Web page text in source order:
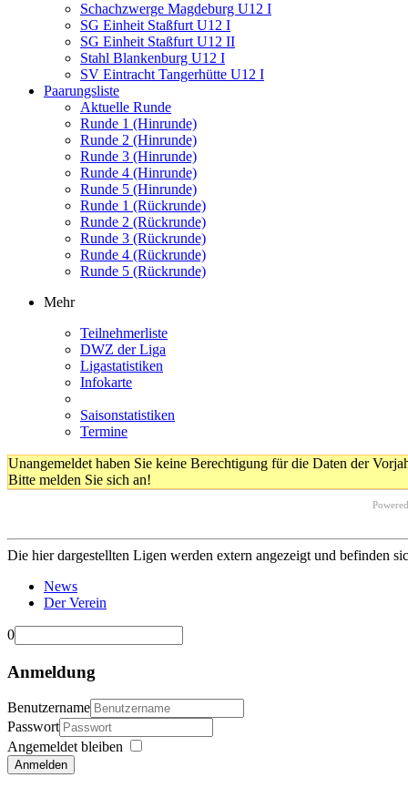
Schachzwerge Magdeburg U12 I
SG Einheit Staßfurt U12 I
SG Einheit Staßfurt U12 II
Stahl Blankenburg U12 I
SV Eintracht Tangerhütte U12 I
Paarungsliste
Aktuelle Runde
Runde 1 (Hinrunde)
Runde 2 (Hinrunde)
Runde 3 (Hinrunde)
Runde 4 (Hinrunde)
Runde 5 (Hinrunde)
Runde 1 (Rückrunde)
Runde 2 (Rückrunde)
Runde 3 (Rückrunde)
Runde 4 (Rückrunde)
Runde 5 (Rückrunde)
Mehr
Teilnehmerliste
DWZ der Liga
Ligastatistiken
Infokarte
Saisonstatistiken
Termine
Unangemeldet haben Sie keine Berechtigung für die Daten der
Bitte melden Sie sich an!
Die hier dargestellten Ligen werden extern angezeigt und befinden
News
Der Verein
0
Anmeldung
Benutzername
Passwort
Angemeldet bleiben
Anmelden